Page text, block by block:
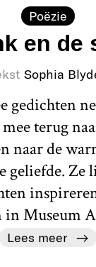
Poëzie
en de
Sophia
gedichten
terug
naar de
geliefde. Ze
in Museum
Lees meer